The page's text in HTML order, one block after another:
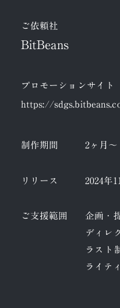
ご依頼社
BitBeans
プロモーションサイト
https://
制作期間 2ヶ月～
リリース 2024年
ご支援範囲
企画・
ディレ
ラスト
ライテ